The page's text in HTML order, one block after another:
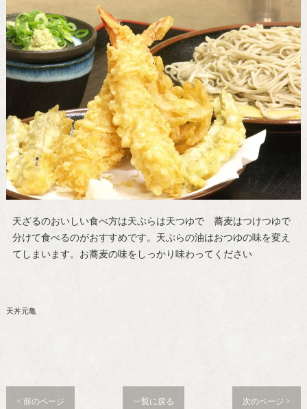
天ざるのおいしい食べ方は天ぷらは天つゆで 蕎麦はつけつゆで
分けて食べるのがおすすめです。天ぷらの油はおつゆの味を変え
てしまいます。お蕎麦の味をしっかり味わってください
天丼元亀
< 前のページ 一覧に戻る 次のページ >